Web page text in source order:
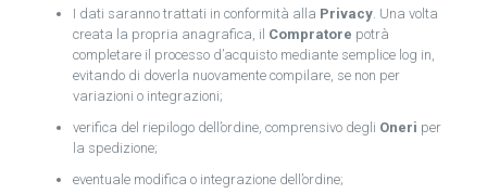
I dati saranno trattati in conformità alla Privacy. Una volta
creata la propria anagrafica, il Compratore potrà
completare il processo d’acquisto mediante semplice log in,
evitando di doverla nuovamente compilare, se non per
variazioni o integrazioni;
verifica del riepilogo dell’ordine, comprensivo degli Oneri per
la spedizione;
eventuale modifica o integrazione dell’ordine;